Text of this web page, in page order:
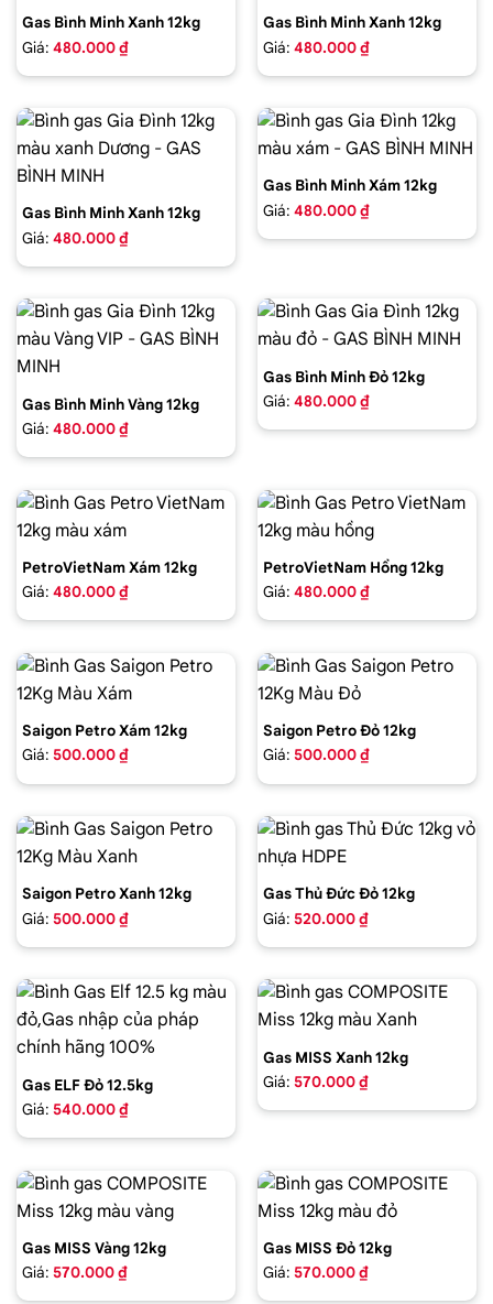
Gas Bình Minh Xanh 12kg
Giá: 480.000 ₫
Gas Bình Minh Xanh 12kg
Giá: 480.000 ₫
Gas Bình Minh Xanh 12kg
Giá: 480.000 ₫
Gas Bình Minh Xám 12kg
Giá: 480.000 ₫
Gas Bình Minh Vàng 12kg
Giá: 480.000 ₫
Gas Bình Minh Đỏ 12kg
Giá: 480.000 ₫
PetroVietNam Xám 12kg
Giá: 480.000 ₫
PetroVietNam Hồng 12kg
Giá: 480.000 ₫
Saigon Petro Xám 12kg
Giá: 500.000 ₫
Saigon Petro Đỏ 12kg
Giá: 500.000 ₫
Saigon Petro Xanh 12kg
Giá: 500.000 ₫
Gas Thủ Đức Đỏ 12kg
Giá: 520.000 ₫
Gas ELF Đỏ 12.5kg
Giá: 540.000 ₫
Gas MISS Xanh 12kg
Giá: 570.000 ₫
Gas MISS Vàng 12kg
Giá: 570.000 ₫
Gas MISS Đỏ 12kg
Giá: 570.000 ₫